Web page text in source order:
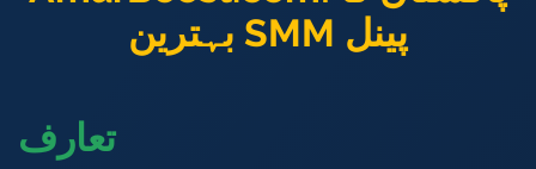
بہترین SMM پینل
تعارف